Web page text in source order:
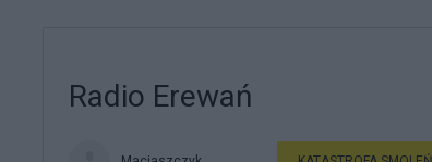
Radio Erewań